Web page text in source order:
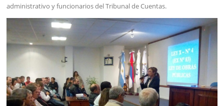
administrativo y funcionarios del Tribunal de Cuentas.